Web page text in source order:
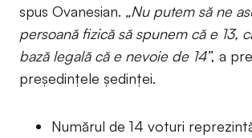
spus Ovanesian. „Nu putem să ne
persoană fizică să spunem că e 13,
bază legală că e nevoie de 14”, a
președințele ședinței.
Numărul de 14 voturi